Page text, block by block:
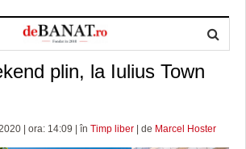
plin, la Iulius Town
| ora: 14:09 | în Timp liber | de Marcel Hoster